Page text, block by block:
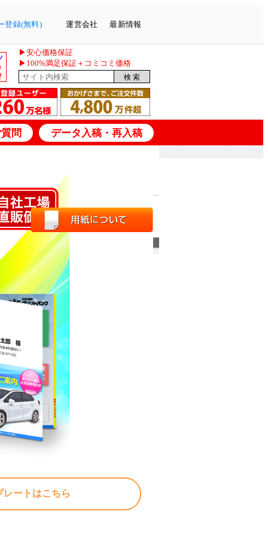
登録(無料) 運営会社 最新情報
▶安心価格保証
▶100%満足保証＋コミコミ価格
問 データ入稿・再入稿
レートはこちら